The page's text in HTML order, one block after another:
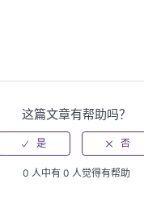
这篇文章有帮助吗？
0 人中有 0 人觉得有帮助